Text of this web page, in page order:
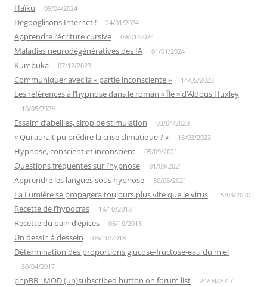
Haïku 09/04/2024
Degooglisons Internet ! 24/01/2024
Apprendre l’écriture cursive 09/01/2024
Maladies neurodégénératives des IA 01/01/2024
Kumbuka 07/12/2023
Communiquer avec la « partie inconsciente » 14/05/2023
Les références à l’hypnose dans le roman « Île » d’Aldous Huxley
10/05/2023
Essaim d’abeilles, sirop de stimulation 03/04/2023
« Qui aurait pu prédire la crise climatique ? » 18/03/2023
Hypnose, conscient et inconscient 05/09/2021
Questions fréquentes sur l’hypnose 01/09/2021
Apprendre les langues sous hypnose 30/08/2021
La Lumière se propagera toujours plus vite que le virus 15/03/2020
Recette de l’hypocras 19/10/2018
Recette du pain d’épices 06/10/2018
Un dessin à dessein 06/10/2018
Détermination des proportions glucose-fructose-eau du miel
30/04/2017
phpBB : MOD (un)subscribed button on forum list 24/04/2017